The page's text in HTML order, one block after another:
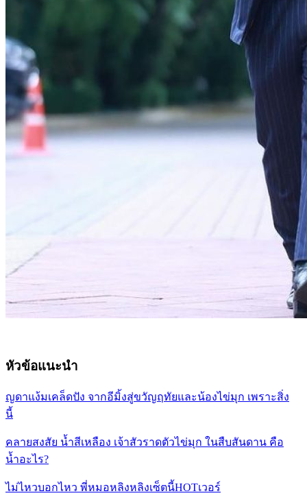
หัวข้อแนะนำ
ญดาแง้มเคล็ดปัง จากอีมิ้งสู่ขวัญฤทัยและน้องไข่มุก เพราะสิ่ง
นี้
คลายสงสัย น้ำสีเหลือง เจ้าสัวราดตัวไข่มุก ในสืบสันดาน คือ
น้ำอะไร?
ไม่ไหวบอกไหว พี่หมอหลิงหลิงเซ็ตนี้HOTเวอร์